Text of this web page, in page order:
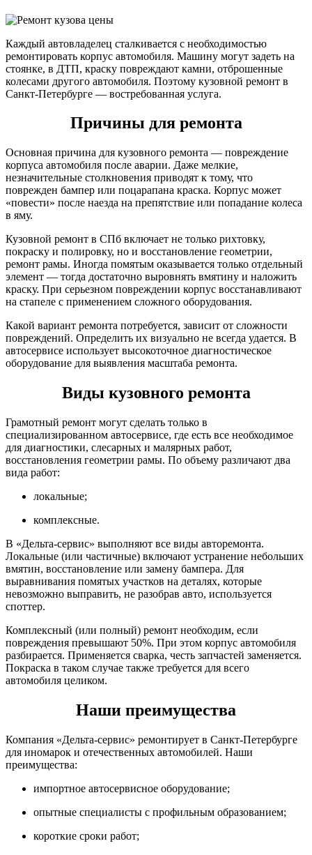
Каждый автовладелец сталкивается с необходимостью
ремонтировать корпус автомобиля. Машину могут задеть на
стоянке, в ДТП, краску повреждают камни, отброшенные
колесами другого автомобиля. Поэтому кузовной ремонт в
Санкт-Петербурге — востребованная услуга.
Причины для ремонта
Основная причина для кузовного ремонта — повреждение
корпуса автомобиля после аварии. Даже мелкие,
незначительные столкновения приводят к тому, что
поврежден бампер или поцарапана краска. Корпус может
«повести» после наезда на препятствие или попадание колеса
в яму.
Кузовной ремонт в СПб включает не только рихтовку,
покраску и полировку, но и восстановление геометрии,
ремонт рамы. Иногда помятым оказывается только отдельный
элемент — тогда достаточно выровнять вмятину и наложить
краску. При серьезном повреждении корпус восстанавливают
на стапеле с применением сложного оборудования.
Какой вариант ремонта потребуется, зависит от сложности
повреждений. Определить их визуально не всегда удается. В
автосервисе использует высокоточное диагностическое
оборудование для выявления масштаба ремонта.
Виды кузовного ремонта
Грамотный ремонт могут сделать только в
специализированном автосервисе, где есть все необходимое
для диагностики, слесарных и малярных работ,
восстановления геометрии рамы. По объему различают два
вида работ:
локальные;
комплексные.
В «Дельта-сервис» выполняют все виды авторемонта.
Локальные (или частичные) включают устранение небольших
вмятин, восстановление или замену бампера. Для
выравнивания помятых участков на деталях, которые
невозможно выправить, не разобрав авто, используется
споттер.
Комплексный (или полный) ремонт необходим, если
повреждения превышают 50%. При этом корпус автомобиля
разбирается. Применяется сварка, честь запчастей заменяется.
Покраска в таком случае также требуется для всего
автомобиля целиком.
Наши преимущества
Компания «Дельта-сервис» ремонтирует в Санкт-Петербурге
для иномарок и отечественных автомобилей. Наши
преимущества:
импортное автосервисное оборудование;
опытные специалисты с профильным образованием;
короткие сроки работ;